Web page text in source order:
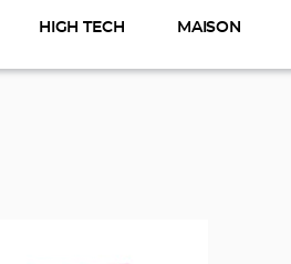
HIGH TECH MAISON